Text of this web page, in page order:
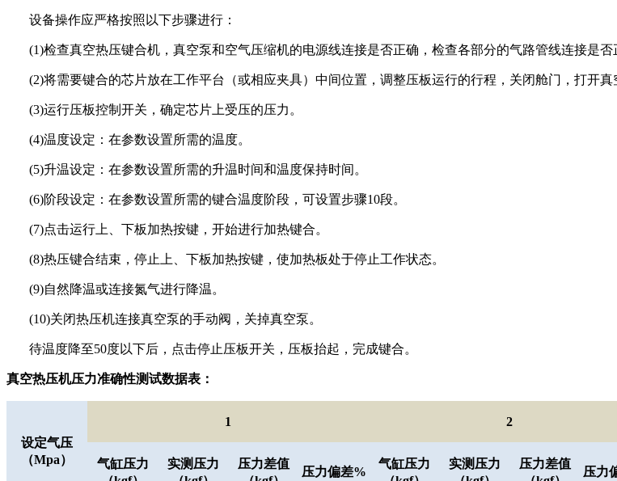
设备操作应严格按照以下步骤进行：
(1)检查真空热压键合机，真空泵和空气压缩机的电源线连接是否正确，检查各部分的气路管线连接是否
(2)将需要键合的芯片放在工作平台（或相应夹具）中间位置，调整压板运行的行程，关闭舱门，打开真
(3)运行压板控制开关，确定芯片上受压的压力。
(4)温度设定：在参数设置所需的温度。
(5)升温设定：在参数设置所需的升温时间和温度保持时间。
(6)阶段设定：在参数设置所需的键合温度阶段，可设置步骤10段。
(7)点击运行上、下板加热按键，开始进行加热键合。
(8)热压键合结束，停止上、下板加热按键，使加热板处于停止工作状态。
(9)自然降温或连接氮气进行降温。
(10)关闭热压机连接真空泵的手动阀，关掉真空泵。
待温度降至50度以下后，点击停止压板开关，压板抬起，完成键合。
真空热压机压力准确性测试数据表：
设定气压
（Mpa）
1 2
气缸压力
实测压力
压力差值
压力偏差%
气缸压力
实测压力
压力差值
压力